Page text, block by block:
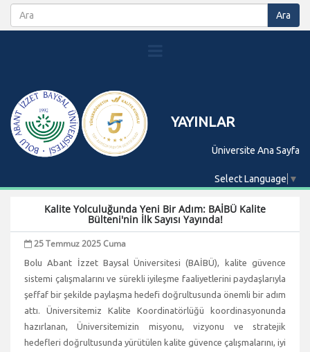
YAYINLAR
Üniversite Ana Sayfa
Select Language ▼
Kalite Yolculuğunda Yeni Bir Adım: BAİBÜ Kalite
Bülteni'nin İlk Sayısı Yayında!
25 Temmuz 2025 Cuma
Bolu Abant İzzet Baysal Üniversitesi (BAİBÜ), kalite güvence
sistemi çalışmalarını ve sürekli iyileşme faaliyetlerini paydaşlarıyla
şeffaf bir şekilde paylaşma hedefi doğrultusunda önemli bir adım
attı. Üniversitemiz Kalite Koordinatörlüğü koordinasyonunda
hazırlanan, Üniversitemizin misyonu, vizyonu ve stratejik
hedefleri doğrultusunda yürütülen kalite güvence çalışmalarını, iyi